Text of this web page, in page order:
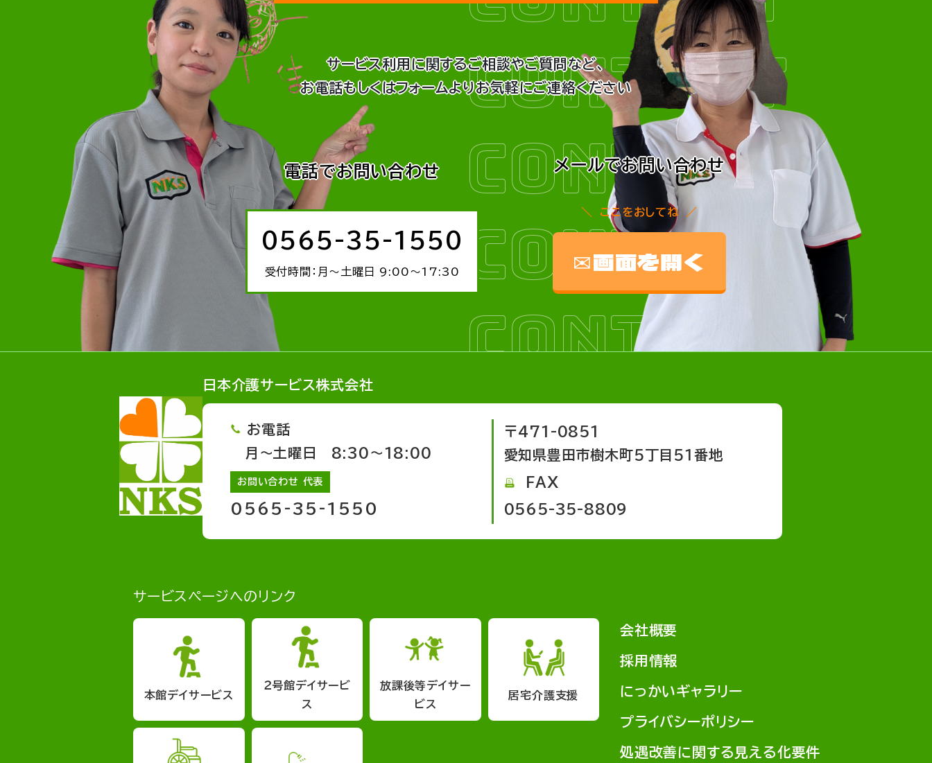
CONTACT
CONTACT
CONTACT
CONTACT
サービス利用に関するご相談やご質問など、
お電話もしくはフォームよりお気軽にご連絡ください
電話でお問い合わせ
0565-35-1550
受付時間：月～土曜日 9:00～17:30
メールでお問い合わせ
ここをおしてね
✉画面を開く
日本介護サービス株式会社
お電話
月～土曜日 8:30～18:00
お問い合わせ 代表
0565-35-1550
〒471-0851
愛知県豊田市樹木町５丁目５１番地
FAX
0565-35-8809
サービスページへのリンク
本館デイサービス
２号館デイサービ
ス
放課後等デイサー
ビス
居宅介護支援
会社概要
採用情報
にっかいギャラリー
プライバシーポリシー
処遇改善に関する見える化要件